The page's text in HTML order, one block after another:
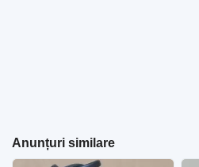
Anunțuri similare